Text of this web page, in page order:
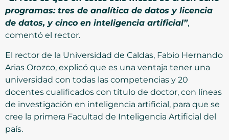
programas: tres de analítica de datos y licencia
de datos, y cinco en inteligencia artificial”,
comentó el rector.
El rector de la Universidad de Caldas, Fabio Hernando
Arias Orozco, explicó que es una ventaja tener una
universidad con todas las competencias y 20
docentes cualificados con título de doctor, con líneas
de investigación en inteligencia artificial, para que se
cree la primera Facultad de Inteligencia Artificial del
país.